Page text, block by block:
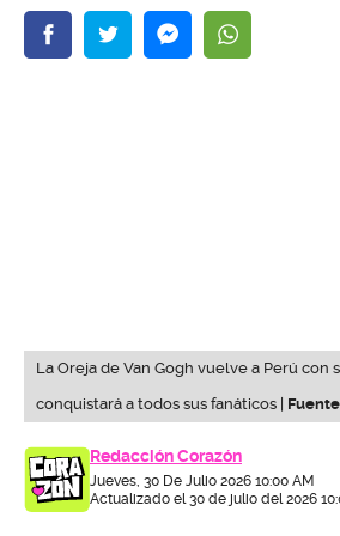
La Oreja de Van Gogh vuelve a Perú con
conquistará a todos sus fanáticos |
Redacción Corazón
Jueves, 30 De Julio 2026 10:00 AM
Actualizado el 30 de julio del 2026